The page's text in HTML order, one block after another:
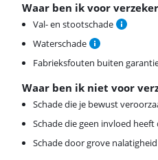
Waar ben ik voor
Val- en stootschade
Waterschade
Fabrieksfouten buiten
Waar ben ik niet voor
Schade die je bewust
Schade die geen invloed
Schade door grove nalatigheid